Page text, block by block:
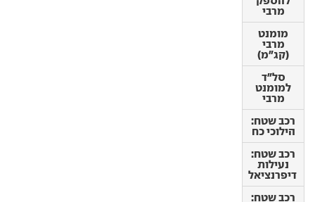
מרבי
מומנט
מרבי
(קג"מ)
סל"ד
למומנט
מרבי
רכב שטח:
הילוכי כח
רכב שטח:
נעילות
דיפרנציאל
רכב שטח:
מומנט
מרבי
(קג"מ)
סל"ד
למומנט
מרבי
רכב שטח:
הילוכי כח
רכב שטח:
נעילות
דיפרנציאל
רכב שטח:
בקרת